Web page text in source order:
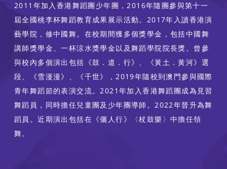
2011年加入香港舞蹈團少年團，2016年隨團參與第十一
屆全國桃李杯舞蹈教育成果展示活動。2017年入讀香港演
藝學院，修中國舞。在校期間獲多個獎學金，包括中國舞
講師獎學金、一杯涼水獎學金以及舞蹈學院院長獎。曾參
與校內多個演出包括《鼓．道．行》、《黃土．黃河》選
段、《雪漫漫》、《千世》，2019年隨校到澳門參與國際
青年舞蹈節的表演交流。2021年加入香港舞蹈團成為見習
舞蹈員，同時擔任兒童團及少年團導師。2022年晉升為舞
蹈員。近期演出包括在《儷人行》〈杖鼓樂〉中擔任領
舞。